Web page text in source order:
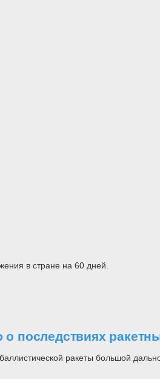
в стране на 60 дней.
последствиях
ракеты большой